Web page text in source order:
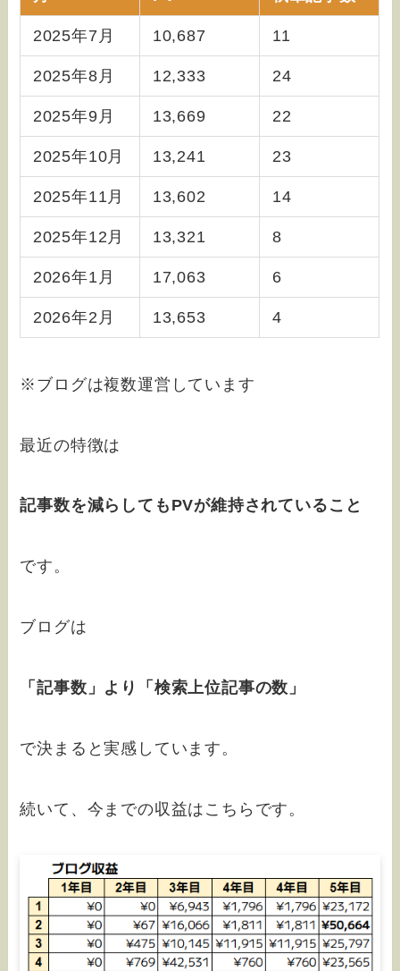
2025年7月 10,687 11
2025年8月 12,333 24
2025年9月 13,669 22
2025年10月 13,241 23
2025年11月 13,602 14
2025年12月 13,321 8
2026年1月 17,063 6
2026年2月 13,653 4
※ブログは複数運営しています
最近の特徴は
記事数を減らしてもPVが維持されていること
です。
ブログは
「記事数」より「検索上位記事の数」
で決まると実感しています。
続いて、今までの収益はこちらです。